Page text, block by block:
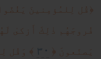
﴿ قُل لِلمُؤمِنينَ
فُروجَهُم ذ‌ٰلِكَ أَزكىٰ
يَصنَعونَ ﴿ ٣٠ ﴾ وَقُل